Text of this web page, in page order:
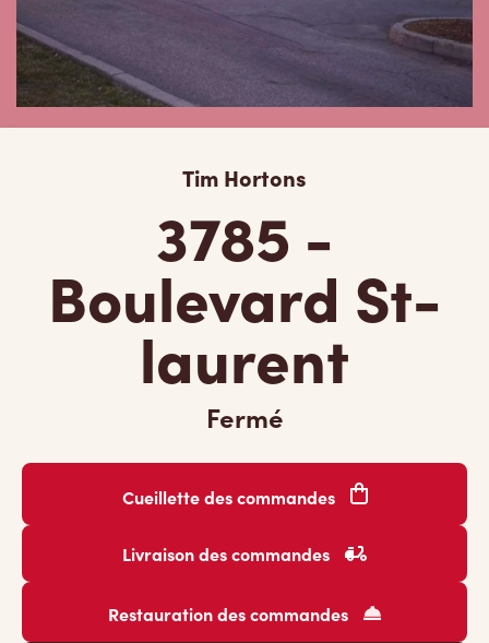
Tim Hortons
3785 -
Boulevard St-
laurent
Fermé
Cueillette des commandes
Livraison des commandes
Restauration des commandes